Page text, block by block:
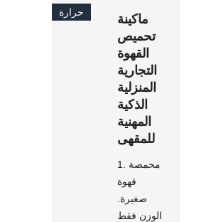
حرارة
ماكينة
تحميص
القهوة
التجارية
المنزلية
الذكية
المهنية
للمقهى
1. محمصة
قهوة
صغيرة.
الوزن فقط